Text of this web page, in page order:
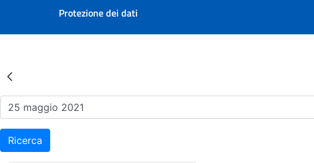
Protezione dei dati
Risultati della Ricerca - Eventi
Ricerca